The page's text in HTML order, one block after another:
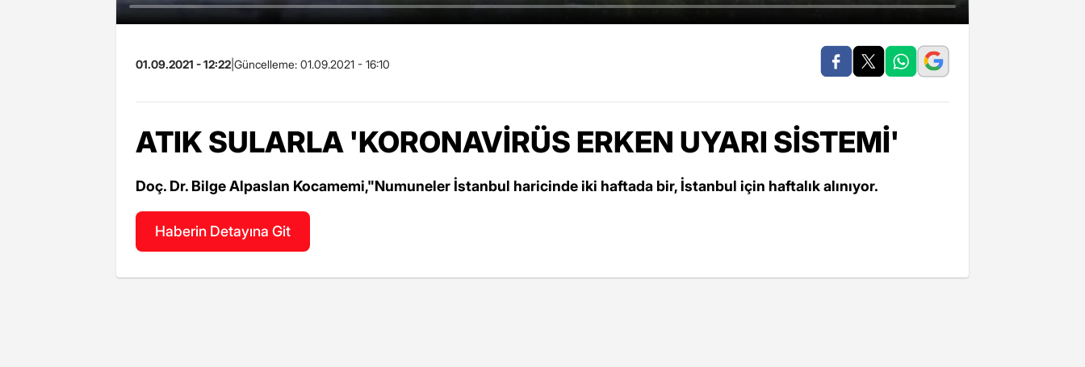
01.09.2021 - 12:22 Güncelleme: 01.09.2021 - 16:10
ATIK SULARLA 'KORONAVİRÜS ERKEN UYARI SİSTEMİ'
Doç. Dr. Bilge Alpaslan Kocamemi,"Numuneler İstanbul haricinde iki haftada bir, İstanbul için haftalık alınıyor.
Haberin Detayına Git